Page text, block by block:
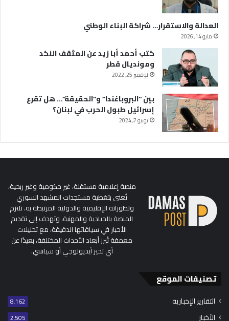
العدالة والاستقرار… شراكة البناء الوطني
مايو 14, 2026
كتب أحمد أبا زيد عن المثقف النكد
ومونديال قطر
نوفمبر 25, 2022
بين “البروباغندا” و”الحقيقة”… هل تقرع
إسرائيل طبول الحرب في لبنان؟
يونيو 7, 2024
منصة إعلامية مستقلة، غير حكومية وغير ربحية،
تُعنى بتغطية مستجدات المشهد السوري
وتطوراته الإقليمية والدولية المرتبطة به. تلتزم
المنصة بالحيادية والمهنية، وتهدف إلى تقديم
الأخبار في سياقاتها الدقيقة، مع تحليلات
معمقة تُبرز أبعاد الأحداث المختلفة، بعيدًا عن
أي تحيز أيديولوجي أو سياسي.
تصنيفات الموقع
التقارير الإخبارية 8٬162
الأخبار 2٬505